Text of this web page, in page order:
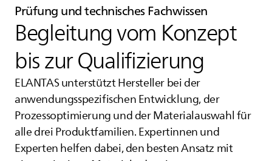
Prüfung und technisches Fachwissen
Begleitung vom Konzept
bis zur Qualifizierung
ELANTASunterstützt Hersteller bei der
anwendungsspezifischen Entwicklung, der
Prozessoptimierung und der Materialauswahl für
alle drei Produktfamilien. Expertinnen und
Experten helfen dabei, den besten Ansatz mit